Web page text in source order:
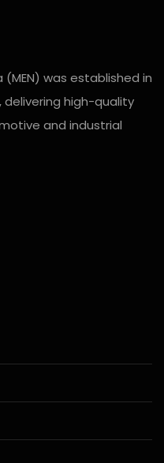
(MEN) was established in
delivering high-quality
and industrial